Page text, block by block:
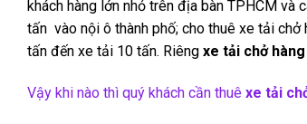
khách hàng lớn nhỏ trên địa bàn TPHCM
tấn vào nội ô thành phố; cho thuê xe tải
tấn đến xe tải 10 tấn. Riêng xe tải chở
Vậy khi nào thì quý khách cần thuê xe tải